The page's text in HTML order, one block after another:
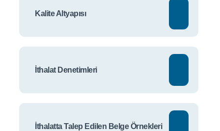
Kalite Altyapısı
İthalat Denetimleri
İthalatta Talep Edilen Belge Örnekleri